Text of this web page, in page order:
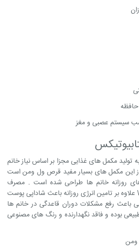
حافظه
سیستم عصبی و مغز
تولید مکمل های غذایی مجزا بر اساس نیاز خانم
این مکمل های بسیار مفید قرص ول ومن است
روزانه خانم ها طراحی شده است . مصرف
روزانه قرص Well woman علاوه بر تامین انرژی روزانه باعث شاداپی پوست
باعث رفع مشکلات دوران قاعدگی در خانم ها
بوده و فاقد نگهدارنده و رنگ های مصنوعی
ومن